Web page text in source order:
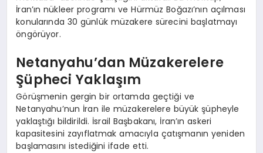
İran’ın nükleer programı ve Hürmüz Boğazı’nın açılması
konularında 30 günlük müzakere sürecini başlatmayı
öngörüyor.
Netanyahu’dan Müzakerelere
Şüpheci Yaklaşım
Görüşmenin gergin bir ortamda geçtiği ve
Netanyahu’nun İran ile müzakerelere büyük şüpheyle
yaklaştığı bildirildi. İsrail Başbakanı, İran’ın askeri
kapasitesini zayıflatmak amacıyla çatışmanın yeniden
başlamasını istediğini ifade etti.